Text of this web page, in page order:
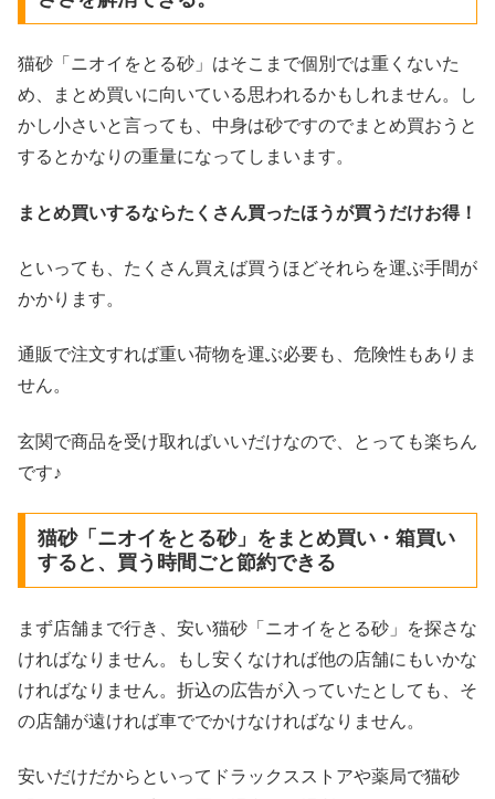
猫砂「ニオイをとる砂」はそこまで個別では重くないた
め、まとめ買いに向いている思われるかもしれません。し
かし小さいと言っても、中身は砂ですのでまとめ買おうと
するとかなりの重量になってしまいます。
まとめ買いするならたくさん買ったほうが買うだけお得！
といっても、たくさん買えば買うほどそれらを運ぶ手間が
かかります。
通販で注文すれば重い荷物を運ぶ必要も、危険性もありま
せん。
玄関で商品を受け取ればいいだけなので、とっても楽ちん
です♪
猫砂「ニオイをとる砂」をまとめ買い・箱買い
すると、買う時間ごと節約できる
まず店舗まで行き、安い猫砂「ニオイをとる砂」を探さな
ければなりません。もし安くなければ他の店舗にもいかな
ければなりません。折込の広告が入っていたとしても、そ
の店舗が遠ければ車ででかけなければなりません。
安いだけだからといってドラックスストアや薬局で猫砂